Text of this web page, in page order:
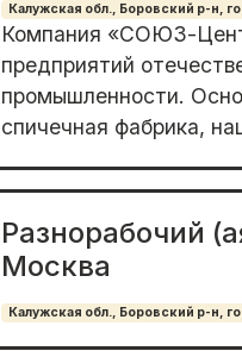
Калужская обл., Боровский р-н,
Компания «СОЮЗ-
предприятий
промышленности.
спичечная фабрика,
Разнорабочий
Москва
Калужская обл., Боровский р-н,